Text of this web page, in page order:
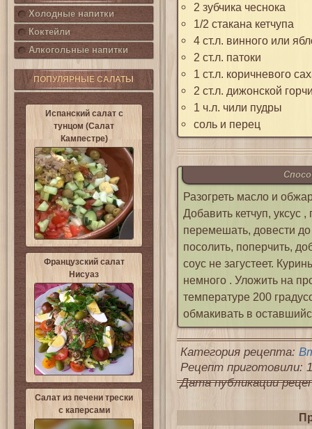
Холодные напитки
Коктейли
Алкогольные напитки
ПОПУЛЯРНЫЕ САЛАТЫ
Испанский салат с
тунцом (Салат
Кампестре)
Французский салат
Нисуаз
Салат из печени трески
с каперсами
2 зубчика чеснока
1/2 стакана кетчупа
4 ст.л. винного или
2 ст.л. патоки
1 ст.л. коричневого
2 ст.л. дижонской
1 ч.л. чили пудры
соль и перец
Разогреть масло и
Добавить кетчуп, уксус
перемешать, довести
посолить, поперчить,
соус не загустеет.
немного . Уложить на
температуре 200
обмакивать в
Категория рецепта:
Рецепт приготовили:
Дата публикации